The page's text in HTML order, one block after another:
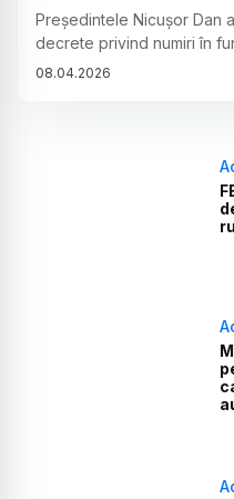
Președintele Nicușor Dan
decrete privind numiri în
08.04.2026